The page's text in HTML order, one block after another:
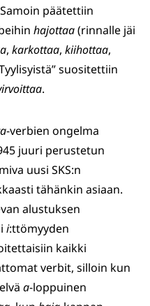
päätettiin
hajottaa(rinnalle jäi
, karkottaa, kiihottaa,
suositettiin
.
-verbien ongelma
juuri perustetun
uusi SKS:n
tähänkin asiaan.
alustuksen
i:ttömyyden
kaikki
verbit, silloin kun
a-loppuinen